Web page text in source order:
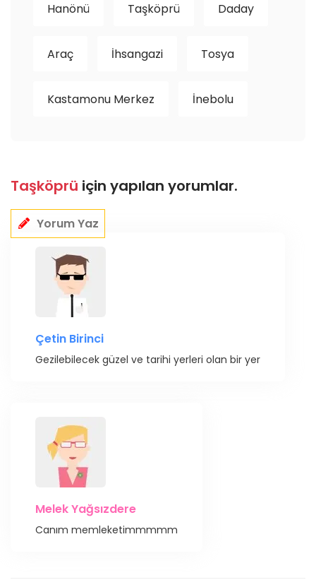
Hanönü Taşköprü Daday
Araç İhsangazi Tosya
Kastamonu Merkez İnebolu
Taşköprü için yapılan yorumlar.
Yorum Yaz
Çetin Birinci
Gezilebilecek güzel ve tarihi yerleri olan bir yer
Melek Yağsızdere
Canım memleketimmmmm